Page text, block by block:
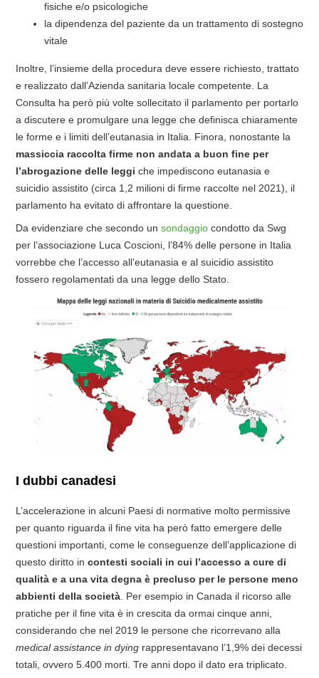
fisiche e/o psicologiche
la dipendenza del paziente da un trattamento di sostegno
vitale
Inoltre, l’insieme della procedura deve essere richiesto, trattato
e realizzato dall’Azienda sanitaria locale competente. La
Consulta ha però più volte sollecitato il parlamento per portarlo
a discutere e promulgare una legge che definisca chiaramente
le forme e i limiti dell’eutanasia in Italia. Finora, nonostante la
massiccia raccolta firme non andata a buon fine per
l’abrogazione delle leggi che impediscono eutanasia e
suicidio assistito (circa 1,2 milioni di firme raccolte nel 2021), il
parlamento ha evitato di affrontare la questione.
Da evidenziare che secondo un sondaggio condotto da Swg
per l’associazione Luca Coscioni, l’84% delle persone in Italia
vorrebbe che l’accesso all’eutanasia e al suicidio assistito
fossero regolamentati da una legge dello Stato.
I dubbi canadesi
L’accelerazione in alcuni Paesi di normative molto permissive
per quanto riguarda il fine vita ha però fatto emergere delle
questioni importanti, come le conseguenze dell’applicazione di
questo diritto in contesti sociali in cui l’accesso a cure di
qualità e a una vita degna è precluso per le persone meno
abbienti della società . Per esempio in Canada il ricorso alle
pratiche per il fine vita è in crescita da ormai cinque anni,
considerando che nel 2019 le persone che ricorrevano alla
medical assistance in dying rappresentavano l’1,9% dei decessi
totali, ovvero 5.400 morti. Tre anni dopo il dato era triplicato.